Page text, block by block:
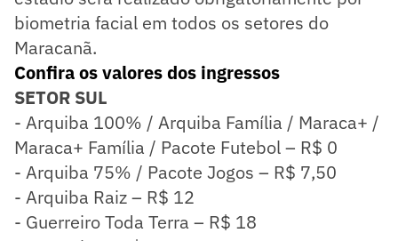
biometria facial em todos os setores do
Maracanã.
Confira os valores dos ingressos
SETOR SUL
- Arquiba 100% / Arquiba Família / Maraca+ /
Maraca+ Família / Pacote Futebol – R$ 0
- Arquiba 75% / Pacote Jogos – R$ 7,50
- Arquiba Raiz – R$ 12
- Guerreiro Toda Terra – R$ 18